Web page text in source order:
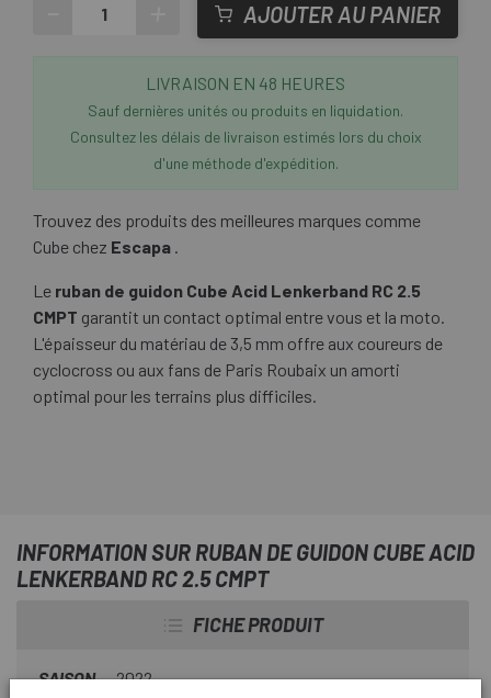
AJOUTER AU PANIER
LIVRAISON EN 48 HEURES
Sauf dernières unités ou produits en liquidation.
Consultez les délais de livraison estimés lors du choix
d'une méthode d'expédition.
Trouvez des produits des meilleures marques comme
Cube chez Escapa .
Le ruban de guidon Cube Acid Lenkerband RC 2.5
CMPT garantit un contact optimal entre vous et la moto.
L'épaisseur du matériau de 3,5 mm offre aux coureurs de
cyclocross ou aux fans de Paris Roubaix un amorti
optimal pour les terrains plus difficiles.
INFORMATION SUR RUBAN DE GUIDON CUBE ACID
LENKERBAND RC 2.5 CMPT
FICHE PRODUIT
SAISON 2022